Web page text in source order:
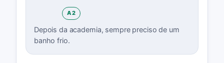
A2
Depois da academia, sempre preciso de um
banho frio.